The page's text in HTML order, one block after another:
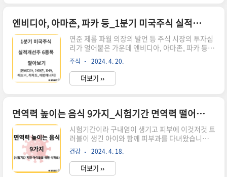
이야기 연일 날아가는 반도체 장세에서 저도 덜컥
매수를 해봤었습니다. 정말 고점에서 산 걸 보실수
있습니다. 소위 거터양이라고 24년 2월 1일 같은
저점에서 거래량이 터졌을 때 매수적기 타이밍이나
저런 안목이 없어 뉴스를 보고 뇌동매매를 했습니
다. 아니다 싶어 금방 매도를 했으나 그래도 운이 좋
아서 잃지 않는 투자 원..
엔비디아, 아마존, 파카 등_1분기 미국주식 실적개선주 6종목 알아보기
연준 제롬 파월 의장의 발언 등 주식 시장의 투자심
리가 얼어붙은 가운데 엔비디아, 아마존, 파카 등
실적이 탄탄한 기업에 주목하라는 의견들이 속속
나오고 있습니다. 우리의 계좌를 든든하게 해 줄 미
국 상장사 중에서 1분기 실적 개선이 기대되는 종
목이 무엇이 있는지 알아보겠습니다. [ 목차 ] 1. 연
국주식 투자 전략 연준 파월 의장의 발언 그리고 미
국 증시 전망 연준 파월 의장은 4월 17일 미국 워싱
턴 DC에서 열린 워싱턴 포럼에 참석해 "최근의 경
기지표는 우리에게 인플레이션이 연준의 목표치를
향해 가고 있다는 자신감을 더해 주지 못했다"며 "
오히려 그런 자신감을 갖는 데 예상보다 더 오래
걸..
주식 2024. 4. 20.
더보기 ››
면역력 높이는 음식 9가지_시험기간 면역력 떨어진 아이에게 요리해주세요
시험기간이라 구내염이 생기고 피부에 이것저것 트
러블이 생긴 아이와 함께 피부과를 다녀왔습니다.
면역력이 떨어져서 이런 피부 질병이 생겼다고 잘
먹어야 한다는 말씀에 면역력 높이는 음식들을 정
리해 봤습니다. 중간고사, 기말고사 기간 밤잠 못
자고 힘들어하는 우리 아이들에게 면역력을 향상할
건강 2024. 4. 18.
더보기 ››